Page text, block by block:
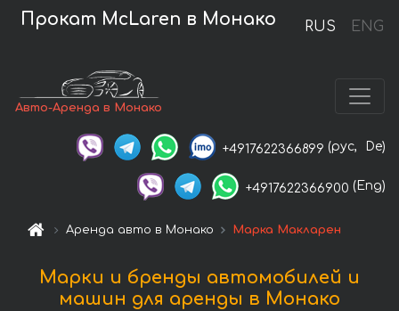
RUS ENG
Прокат McLaren в Монако
Авто-Аренда в Монако
+4917622366899 (рус, De)
+4917622366900 (Eng)
Аренда авто в Монако Марка Макларен
Марки и бренды автомобилей и
машин для аренды в Монако